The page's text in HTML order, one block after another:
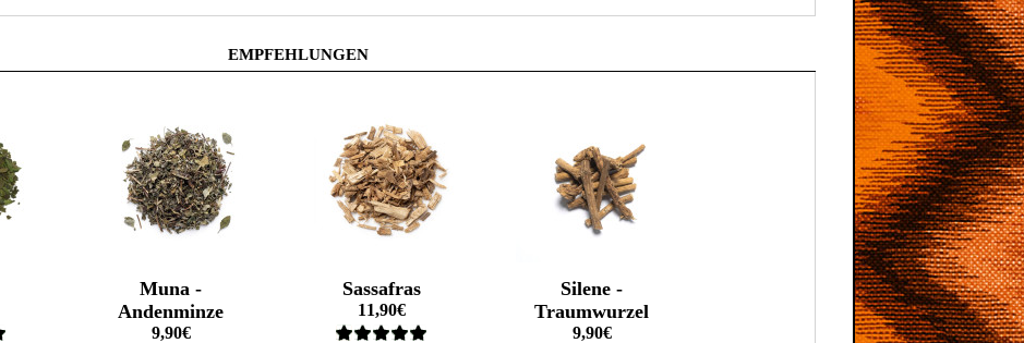
EMPFEHLUNGEN
Muna -
Andenminze
9,90€
Sassafras
11,90€
Silene -
Traumwurzel
9,90€